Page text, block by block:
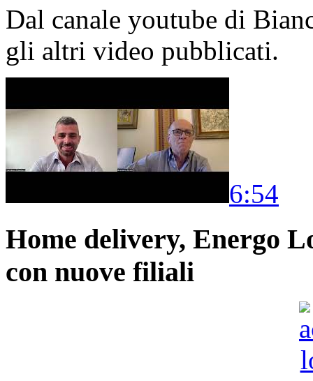
Dal canale youtube di
gli altri video pubblicati.
6:54
Home delivery, Energo
con nuove filiali